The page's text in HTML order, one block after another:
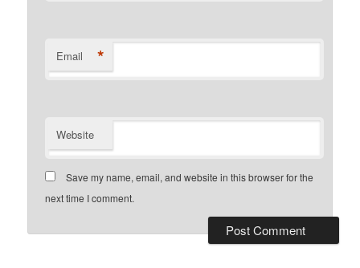
Email *
Website
Save my name, email, and website in this browser for the
next time I comment.